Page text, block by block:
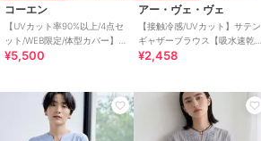
コーエン
【UVカット率90%以上/4点セ
ット/WEB限定/体型カバー】シ
ュシュ付きアソートスイムウ
¥5,500
アー・ヴェ・ヴェ
【接触冷感/UVカット】サテン
ギャザーブラウス【吸水速乾/
イージーケア】
¥2,458